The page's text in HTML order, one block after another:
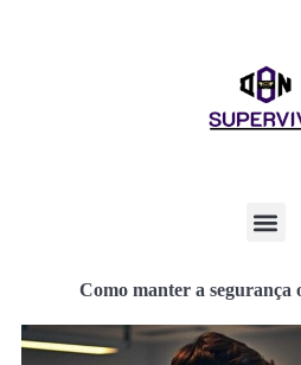
Como manter a segurança